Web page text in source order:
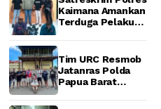
Kaimana Amankan
Terduga Pelaku
Unit Barang Bukti
Berhasil
Diamankan
Tim URC Resmob
Jatanras Polda
Papua Barat